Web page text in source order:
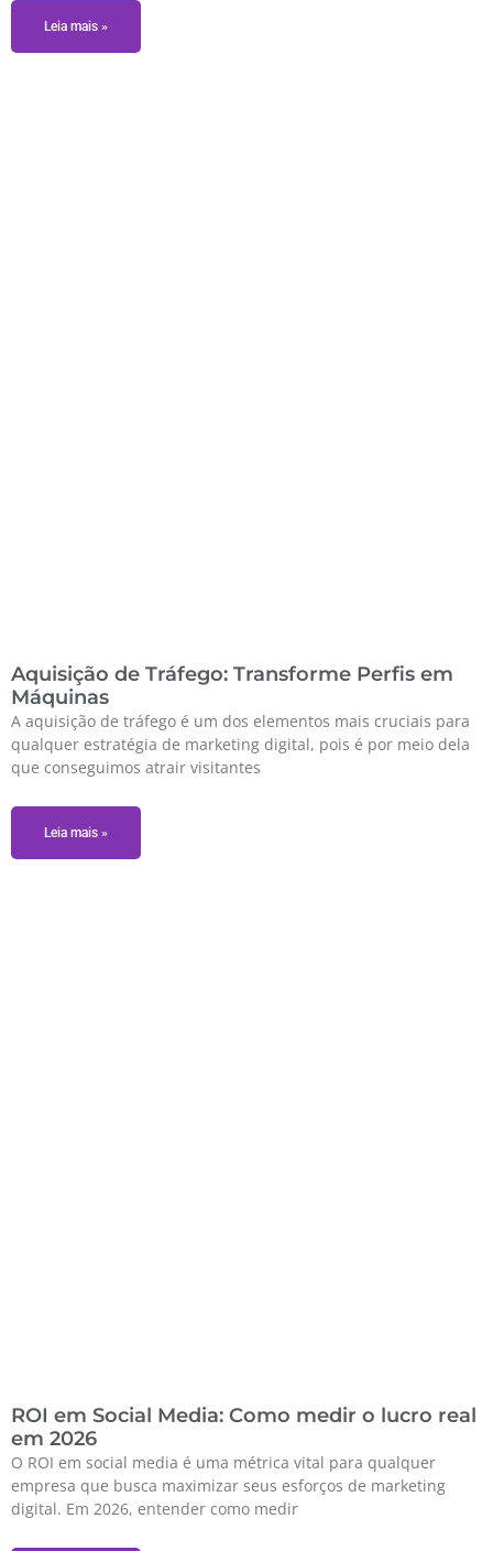
Leia mais »
Aquisição de Tráfego: Transforme Perfis em
Máquinas
A aquisição de tráfego é um dos elementos mais cruciais para
qualquer estratégia de marketing digital, pois é por meio dela
que conseguimos atrair visitantes
Leia mais »
ROI em Social Media: Como medir o lucro real
em 2026
O ROI em social media é uma métrica vital para qualquer
empresa que busca maximizar seus esforços de marketing
digital. Em 2026, entender como medir